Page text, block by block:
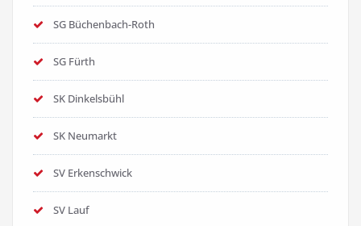
SG Büchenbach-Roth
SG Fürth
SK Dinkelsbühl
SK Neumarkt
SV Erkenschwick
SV Lauf